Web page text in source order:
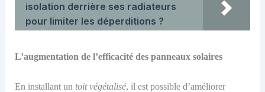
isolation derrière ses radiateurs
pour limiter les déperditions ?
L’augmentation de l’efficacité des panneaux solaires
En installant un toit végétalisé, il est possible d’améliorer